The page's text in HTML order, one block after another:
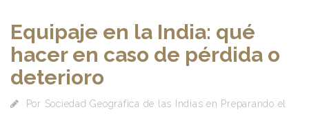
Equipaje en la India: qué
hacer en caso de pérdida o
deterioro
Por Sociedad Geográfica de las Indias en Preparando el